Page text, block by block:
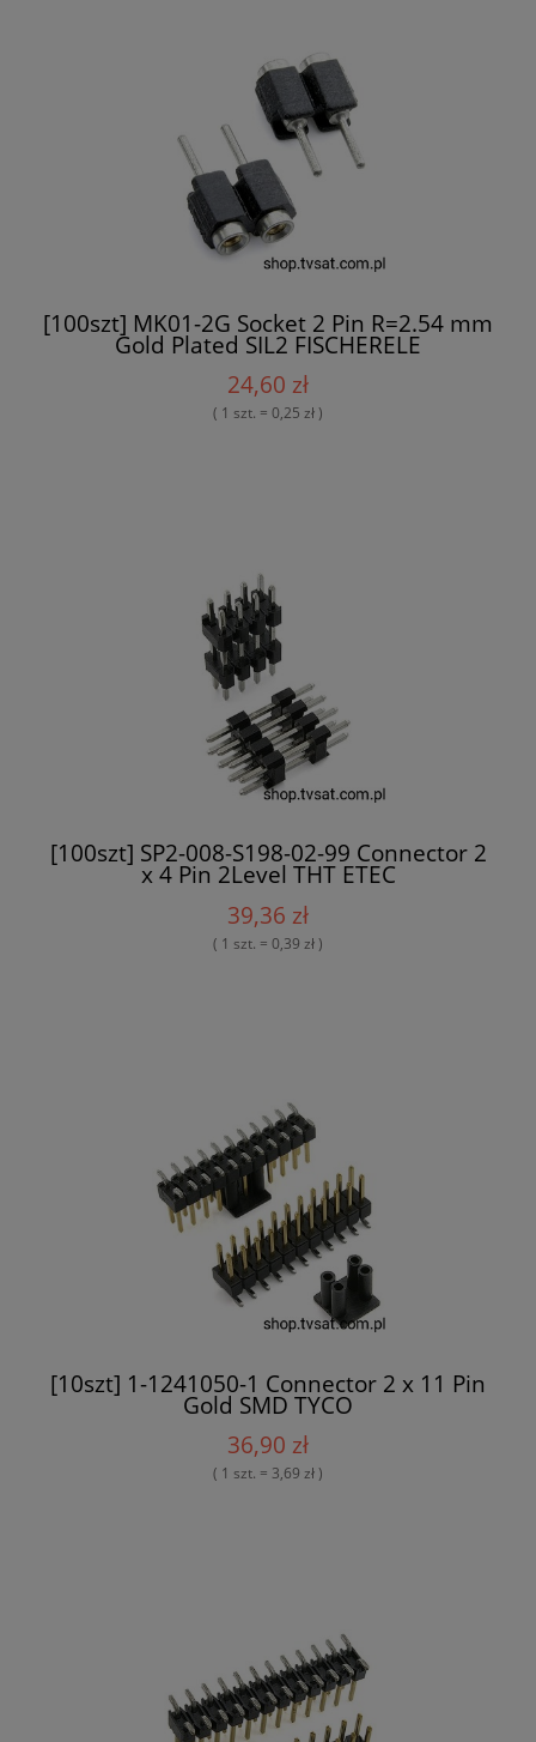
[100szt] MK01-2G Socket 2 Pin R=2.54 mm
Gold Plated SIL2 FISCHERELE
24,60 zł
( 1 szt. = 0,25 zł )
[100szt] SP2-008-S198-02-99 Connector 2
x 4 Pin 2Level THT ETEC
39,36 zł
( 1 szt. = 0,39 zł )
[10szt] 1-1241050-1 Connector 2 x 11 Pin
Gold SMD TYCO
36,90 zł
( 1 szt. = 3,69 zł )